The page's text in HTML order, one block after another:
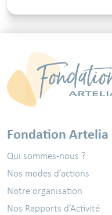
Fondation Artelia
Qui sommes-nous ?
Nos modes d’actions
Notre organisation
Nos Rapports d’Activité